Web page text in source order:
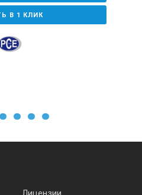
mini-USB;
25 мм) для образцов
В 1 КЛИК